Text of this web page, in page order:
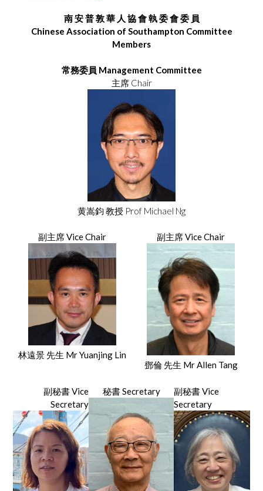
南 安 普 敦 華 人 協 會 執 委 會 委 員
Chinese Association of Southampton Committee
Members
常務委員 Management Committee
主席 Chair
黄嵩鈞 教授 Prof Michael Ng
副主席 Vice Chair
林遠景 先生 Mr Yuanjing Lin
副主席 Vice Chair
鄧倫 先生 Mr Allen Tang
副秘書 Vice
Secretary
秘書 Secretary
副秘書 Vice
Secretary